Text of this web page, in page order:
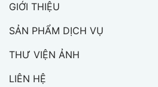
GIỚI THIỆU
SẢN PHẨM DỊCH VỤ
THƯ VIỆN ẢNH
LIÊN HỆ